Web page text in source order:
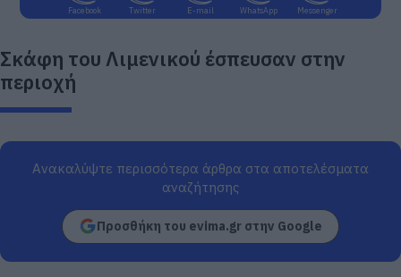
Facebook Twitter E-mail WhatsApp Messenger
Σκάφη του Λιμενικού έσπευσαν στην
περιοχή
Ανακαλύψτε περισσότερα άρθρα στα αποτελέσματα
αναζήτησης
Προσθήκη του evima.gr στην Google